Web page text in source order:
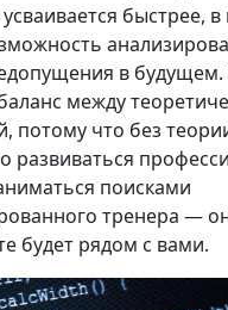
быстрее,
в будущем.
между
потому что без
развиваться
поисками
тренера —
будет рядом с вами.